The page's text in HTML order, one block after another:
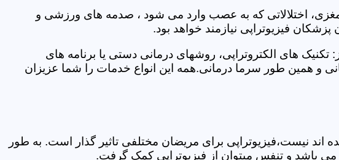
اختلالاتی که به عصب وارد می شود ، صدمه های ورزشی و
فیزیوتراپی نیازمند خواهد بود.
های الکتروتراپی، روشهای درمانی دستی یا برنامه های
همین طور سرما درمانی.همه این انواع خدمات را شما عزیزان
نیست،فیزیوتراپی برای مریضان مختلفی تاثیر گذار است. به طور
باشد و تنفس میتوان از فیزیوتراپی کمک گرفت.